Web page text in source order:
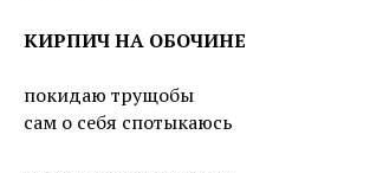
КИРПИЧ НА ОБОЧИНЕ
покидаю трущобы
сам о себя спотыкаюсь